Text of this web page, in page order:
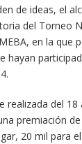
de ideas, el
del Torneo
en la que
hayan
realizada del
premiación
20 mil para